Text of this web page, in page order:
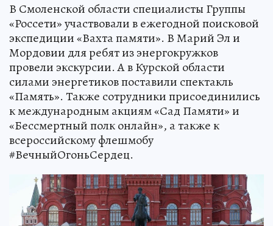
В Смоленской области специалисты Группы
«Россети» участвовали в ежегодной поисковой
экспедиции «Вахта памяти». В Марий Эл и
Мордовии для ребят из энергокружков
провели экскурсии. А в Курской области
силами энергетиков поставили спектакль
«Память». Также сотрудники присоединились
к международным акциям «Сад Памяти» и
«Бессмертный полк онлайн», а также к
всероссийскому флешмобу
#ВечныйОгоньСердец.